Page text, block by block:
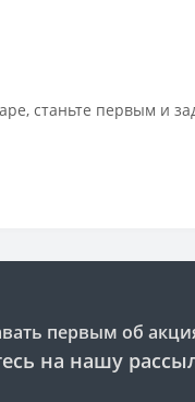
станьте первым и
первым об
на нашу